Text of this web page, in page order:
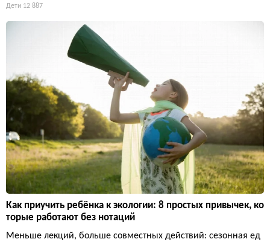
Дети 12 887
Как приучить ребёнка к экологии: 8 простых привычек, ко
торые работают без нотаций
Меньше лекций, больше совместных действий: сезонная ед